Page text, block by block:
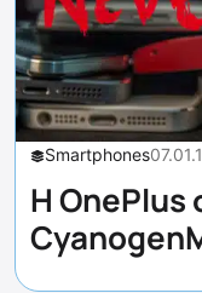
Smartphones
Η OnePlus